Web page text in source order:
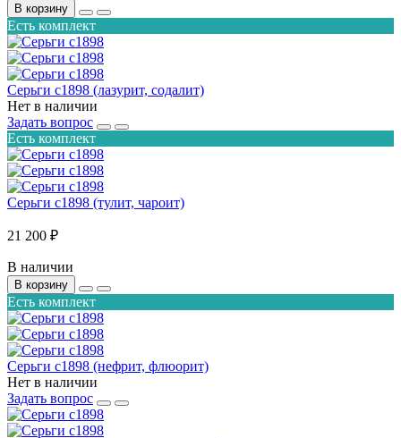
В корзину
Есть комплект
Серьги с1898 (лазурит, содалит)
Нет в наличии
Задать вопрос
Есть комплект
Серьги с1898 (тулит, чароит)
21 200 ₽
В наличии
В корзину
Есть комплект
Серьги с1898 (нефрит, флюорит)
Нет в наличии
Задать вопрос